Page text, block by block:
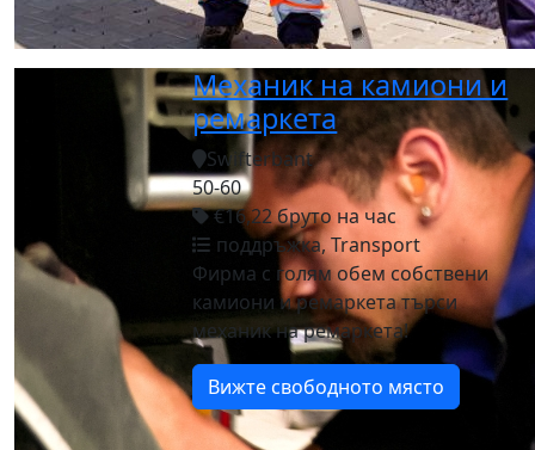
Механик на камиони и
ремаркета
Swifterbant
50-60
€16,22 бруто на час
поддръжка, Transport
Фирма с голям обем собствени
камиони и ремаркета търси
механик на ремаркета!
Вижте свободното място